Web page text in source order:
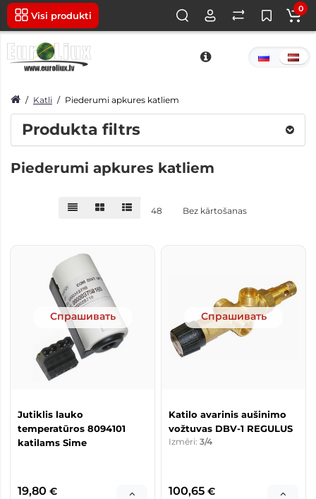
Visi produkti
0
Katli Piederumi apkures katliem
Produkta filtrs
Piederumi apkures katliem
48 Bez kārtošanas
Спрашивать
Jutiklis lauko
temperatūros 8094101
katilams Sime
19,80 €
Спрашивать
Katilo avarinis aušinimo
vožtuvas DBV-1 REGULUS
Izmēri: 3/4
100,65 €